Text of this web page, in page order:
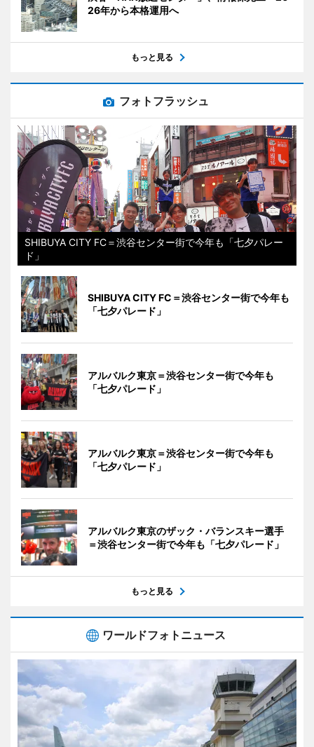
26年から本格運用へ
もっと見る
フォトフラッシュ
SHIBUYA CITY FC＝渋谷センター街で今年も「七夕パレー
ド」
SHIBUYA CITY FC＝渋谷センター街で今年も
「七夕パレード」
アルバルク東京＝渋谷センター街で今年も
「七夕パレード」
アルバルク東京＝渋谷センター街で今年も
「七夕パレード」
アルバルク東京のザック・バランスキー選手
＝渋谷センター街で今年も「七夕パレード」
もっと見る
ワールドフォトニュース